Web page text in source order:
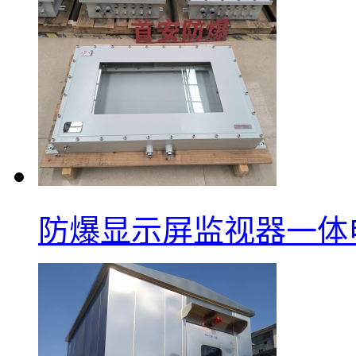
防爆显示屏监视器一